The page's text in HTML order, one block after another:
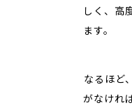
しく、高
ます。
――なるほ
がなけれ